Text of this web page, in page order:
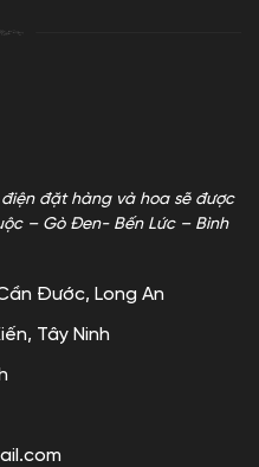
đặt hàng và hoa sẽ được
– Gò Đen- Bến Lức – Bình
Đước, Long An
Tây Ninh